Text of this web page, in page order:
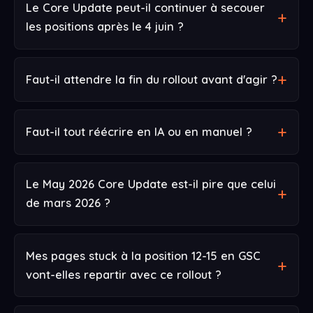
Le Core Update peut-il continuer à secouer
les positions après le 4 juin ?
Faut-il attendre la fin du rollout avant d'agir ?
Faut-il tout réécrire en IA ou en manuel ?
Le May 2026 Core Update est-il pire que celui
de mars 2026 ?
Mes pages stuck à la position 12-15 en GSC
vont-elles repartir avec ce rollout ?